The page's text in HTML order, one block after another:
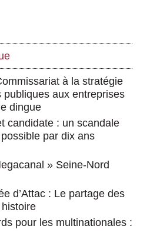
à la stratégie
aux entreprises
dingue
candidate : un scandale
par dix ans
» Seine-Nord
d’Attac : Le partage des
pour les multinationales :